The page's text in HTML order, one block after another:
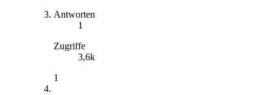
Antworten
1
Zugriffe
3,6k
1